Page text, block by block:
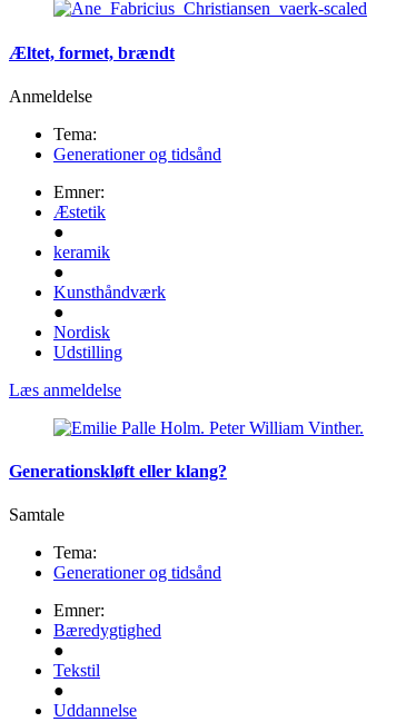
Æltet, formet, brændt
Anmeldelse
Tema:
Generationer og tidsånd
Emner:
Æstetik
●
keramik
●
Kunsthåndværk
●
Nordisk
Udstilling
Læs anmeldelse
Generationskløft eller klang?
Samtale
Tema:
Generationer og tidsånd
Emner:
Bæredygtighed
●
Tekstil
●
Uddannelse